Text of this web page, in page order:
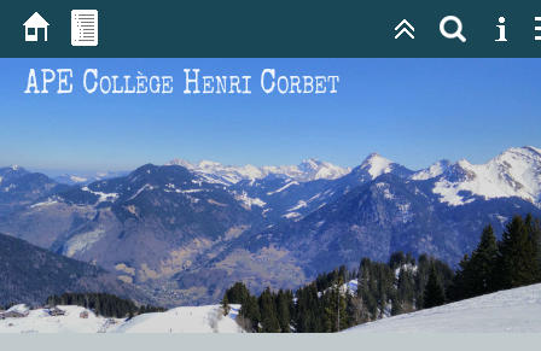
APE Collège Henri Corbet